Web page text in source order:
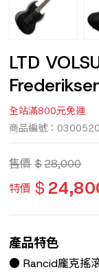
LTD
全站滿800元免運
商品編號：
售價 $28,000
特價 $
產品特色
● Rancid龐克搖